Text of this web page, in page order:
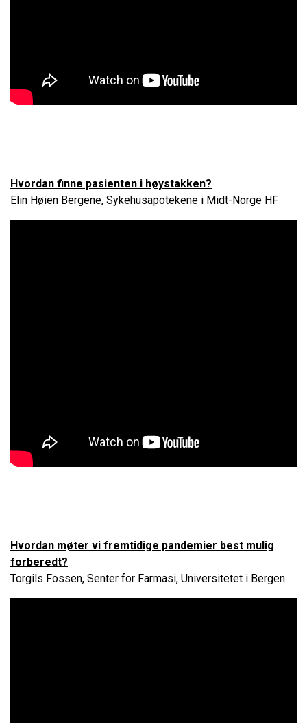
Hvordan finne pasienten i høystakken?
Elin Høien Bergene, Sykehusapotekene i Midt-Norge HF
Hvordan møter vi fremtidige pandemier best mulig
forberedt?
Torgils Fossen, Senter for Farmasi, Universitetet i Bergen